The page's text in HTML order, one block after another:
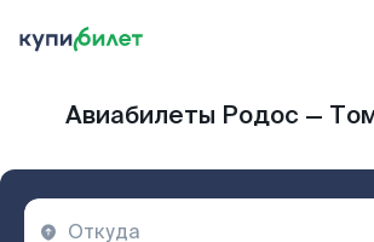
Авиабилеты Родос —